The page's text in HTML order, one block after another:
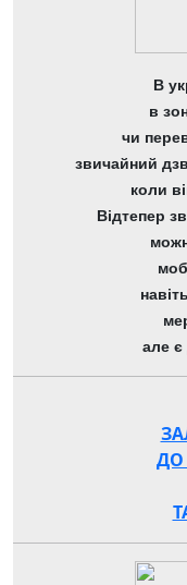
В
в
чи
звичайний
коли
Відтепер
але є
ДО